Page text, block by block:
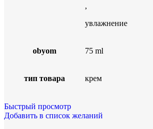
,
увлажнение
obyom 75 ml
тип товара крем
Быстрый просмотр
Добавить в список желаний